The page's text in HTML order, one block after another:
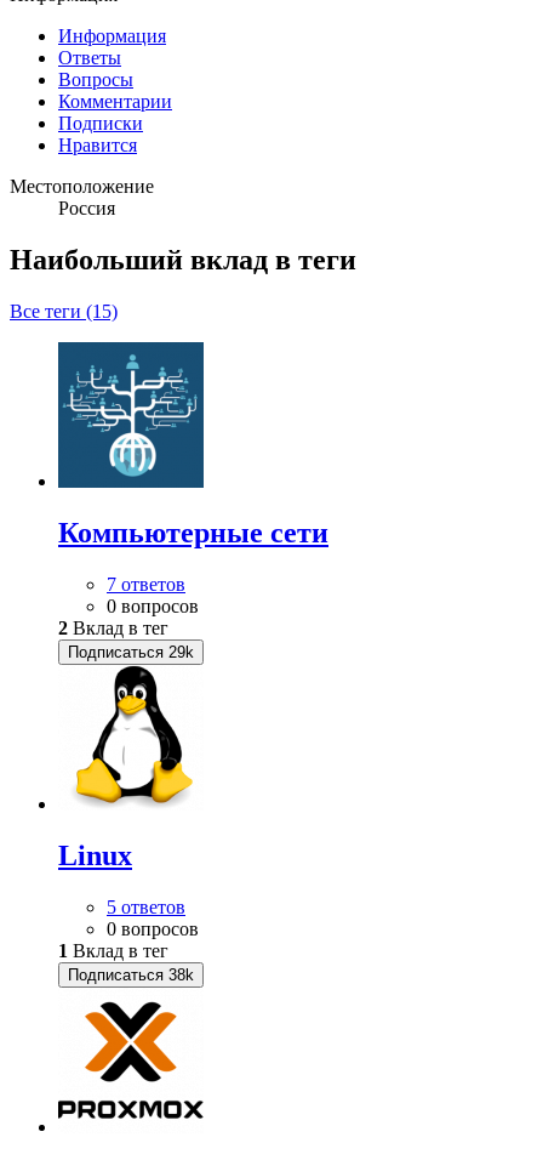
Информация
Ответы
Вопросы
Комментарии
Подписки
Нравится
Местоположение
Россия
Наибольший вклад в теги
Все теги (15)
Компьютерные сети
7 ответов
0 вопросов
2 Вклад в тег
Подписаться 29k
Linux
5 ответов
0 вопросов
1 Вклад в тег
Подписаться 38k